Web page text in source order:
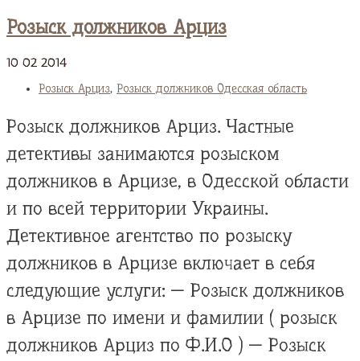
Розыск должников Арциз
10 02 2014
Розыск Арциз, Розыск должников Одесская область
Розыск должников Арциз. Частные
детективы занимаются розыском
должников в Арцизе, в Одесской области
и по всей территории Украины.
Детективное агентство по розыску
должников в Арцизе включает в себя
следующие услуги: — Розыск должников
в Арцизе по имени и фамилии ( розыск
должников Арциз по Ф.И.О ) — Розыск